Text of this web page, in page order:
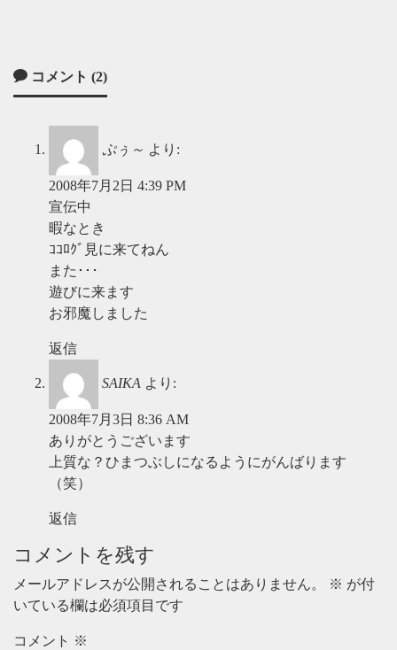
コメント (2)
ぷぅ～ より:
2008年7月2日 4:39 PM
宣伝中
暇なとき
ｺｺﾛｸﾞ見に来てねん
また･･･
遊びに来ます
お邪魔しました
返信
SAIKA より:
2008年7月3日 8:36 AM
ありがとうございます
上質な？ひまつぶしになるようにがんばります
（笑）
返信
コメントを残す
メールアドレスが公開されることはありません。 ※ が付
いている欄は必須項目です
コメント ※